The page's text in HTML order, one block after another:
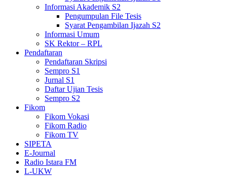
Informasi Akademik S2
Pengumpulan File Tesis
Syarat Pengambilan Ijazah S2
Informasi Umum
SK Rektor – RPL
Pendaftaran
Pendaftaran Skripsi
Sempro S1
Jurnal S1
Daftar Ujian Tesis
Sempro S2
Fikom
Fikom Vokasi
Fikom Radio
Fikom TV
SIPETA
E-Journal
Radio Istara FM
L-UKW